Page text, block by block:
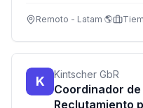
Remoto - Latam 🌎
K Kintscher GbR
Coordinador
Reclutamiento